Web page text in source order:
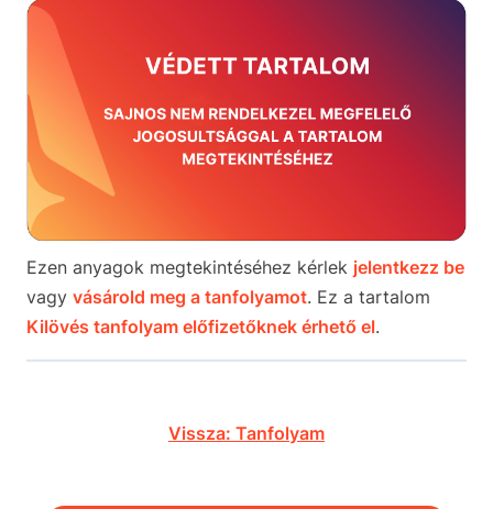
Ezen anyagok megtekintéséhez kérlek jelentkezz be
vagy vásárold meg a tanfolyamot. Ez a tartalom
Kilövés tanfolyam előfizetőknek érhető el.
Vissza: Tanfolyam